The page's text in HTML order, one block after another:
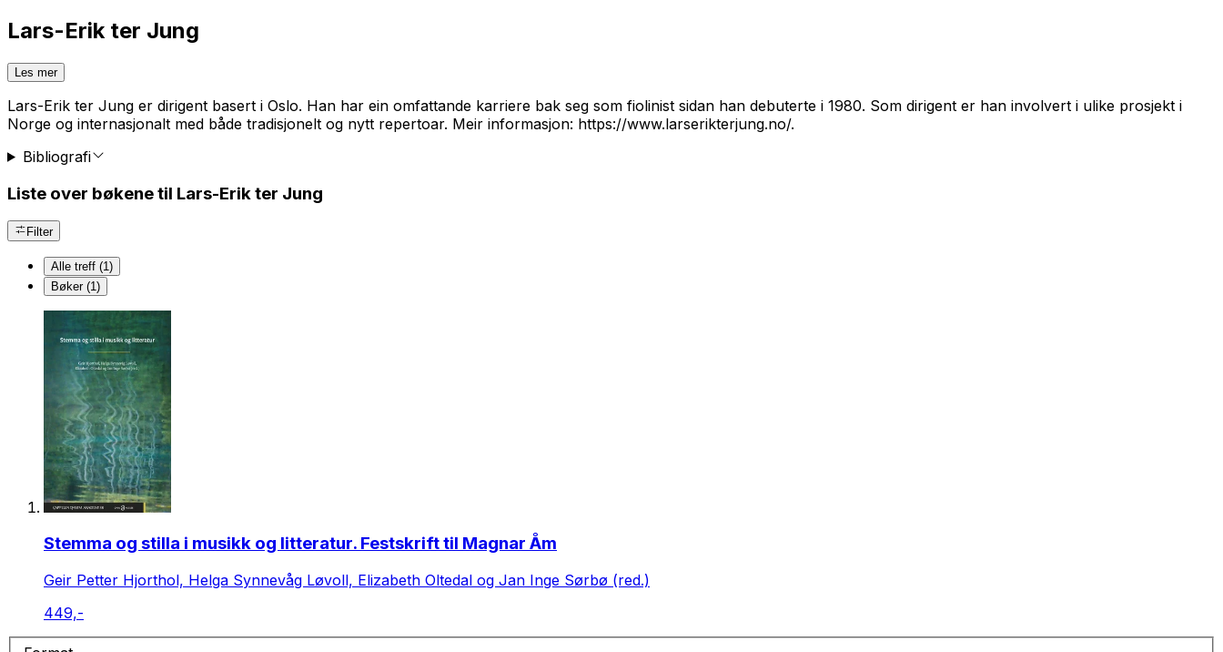
Lars-Erik ter Jung
Les mer
Lars-Erik ter Jung er dirigent basert i Oslo. Han har ein omfattande karriere bak seg som fiolinist sidan han debuterte i 1980. Som dirigent er han involvert i ulike prosjekt i
Norge og internasjonalt med både tradisjonelt og nytt repertoar. Meir informasjon: https://www.larserikterjung.no/.
Bibliografi
Liste over bøkene til Lars-Erik ter Jung
Filter
Alle treff (1)
Bøker (1)
Stemma og stilla i musikk og litteratur. Festskrift til Magnar Åm
Geir Petter Hjorthol, Helga Synnevåg Løvoll, Elizabeth Oltedal og Jan Inge Sørbø (red.)
449,-